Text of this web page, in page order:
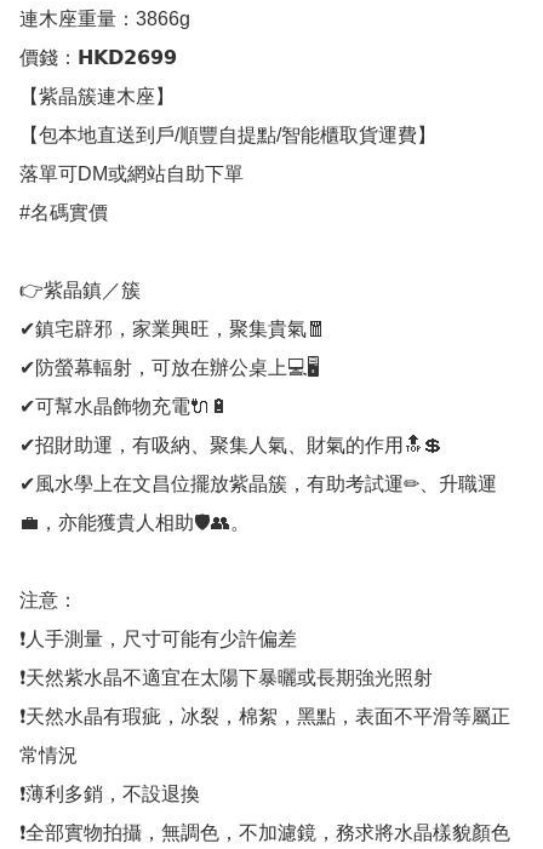
連木座重量：3866g
價錢：𝗛𝗞𝗗𝟮𝟲𝟵𝟵
【紫晶簇連木座】
【包本地直送到戶/順豐自提點/智能櫃取貨運費】
落單可DM或網站自助下單
#名碼實價
👉紫晶鎮／簇
✔鎮宅辟邪，家業興旺，聚集貴氣🧧
✔防螢幕輻射，可放在辦公桌上💻🖥
✔可幫水晶飾物充電🔌🔋
✔招財助運，有吸納、聚集人氣、財氣的作用🔝💲
✔風水學上在文昌位擺放紫晶簇，有助考試運✏、升職運
💼，亦能獲貴人相助🛡👥。
注意：
❗人手測量，尺寸可能有少許偏差
❗天然紫水晶不適宜在太陽下暴曬或長期強光照射
❗天然水晶有瑕疵，冰裂，棉絮，黑點，表面不平滑等屬正
常情況
❗薄利多銷，不設退換
❗全部實物拍攝，無調色，不加濾鏡，務求將水晶樣貌顏色